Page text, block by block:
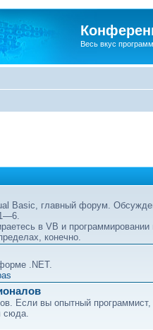
Весь вкус
Basic, главный форум.
в VB и
конечно.
.NET.
Если вы опытный
сюда.